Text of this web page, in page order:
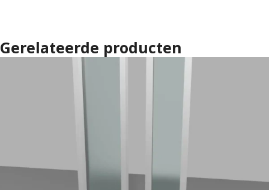
Gerelateerde producten